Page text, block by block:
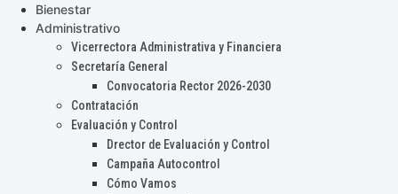
Bienestar
Administrativo
Vicerrectora Administrativa y Financiera
Secretaría General
Convocatoria Rector 2026-2030
Contratación
Evaluación y Control
Drector de Evaluación y Control
Campaña Autocontrol
Cómo Vamos